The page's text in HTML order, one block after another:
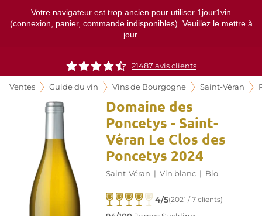
Votre navigateur est trop ancien pour utiliser 1jour1vin
(connexion, panier, commande indisponibles). Veuillez le mettre à
jour.
21487 avis clients
Ventes Guide du vin Vins de Bourgogne Saint-Véran
Domaine des
Poncetys - Saint-
Véran Le Clos des
Poncetys 2024
Saint-Véran | Vin blanc | Bio
4/5(2021 / 7 clients)